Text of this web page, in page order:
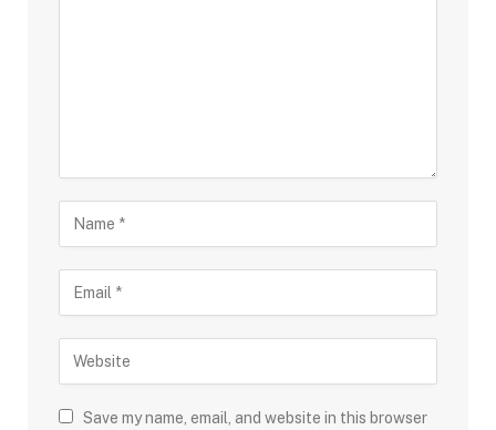
Save my name, email, and website in this browser